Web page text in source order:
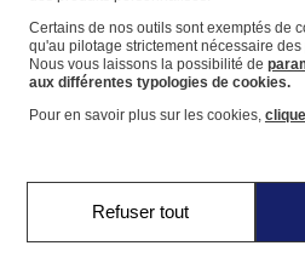
Panier
Favoris
Jeux 0-2 ans
Certains de nos outils sont exemptés de
qu'au pilotage strictement nécessaire
Nous vous laissons la possibilité de
aux différentes typologies de cookies.
Pour en savoir plus sur les cookies,
Refuser tout